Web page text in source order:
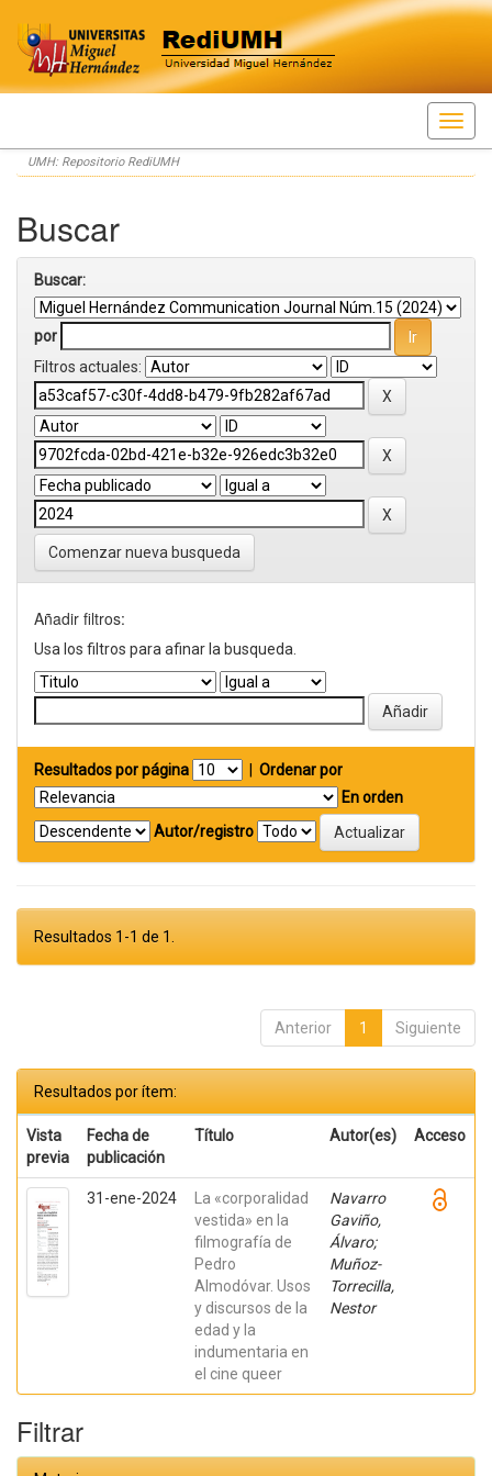
Skip
navigation
UMH: Repositorio RediUMH
Buscar
Buscar:
por
Filtros actuales:
Comenzar nueva busqueda
Añadir filtros:
Usa los filtros para afinar la busqueda.
Resultados por página
Ordenar por
En orden
Autor/registro
Resultados 1-1 de 1.
Anterior 1 Siguiente
Resultados por ítem:
Vista
previa
Fecha de
publicación
Título Autor(es) Acceso
31-ene-2024
La «corporalidad
vestida» en la
filmografía de
Pedro
Almodóvar. Usos
y discursos de la
edad y la
indumentaria en
el cine queer
Navarro
Gaviño,
Álvaro;
Muñoz-
Torrecilla,
Nestor
Filtrar